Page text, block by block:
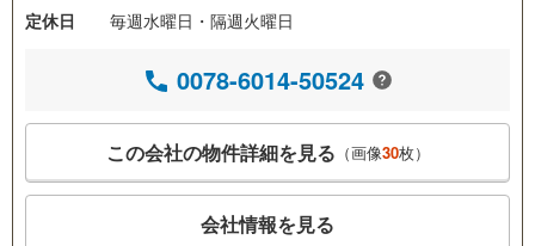
定休日
毎週水曜日・隔週火曜日
0078-6014-50524
この会社の物件詳細を見る （画像30枚）
会社情報を見る